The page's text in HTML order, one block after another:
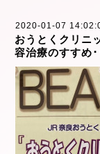
2020-01-07
おうとくクリニ
容治療のすすめ･